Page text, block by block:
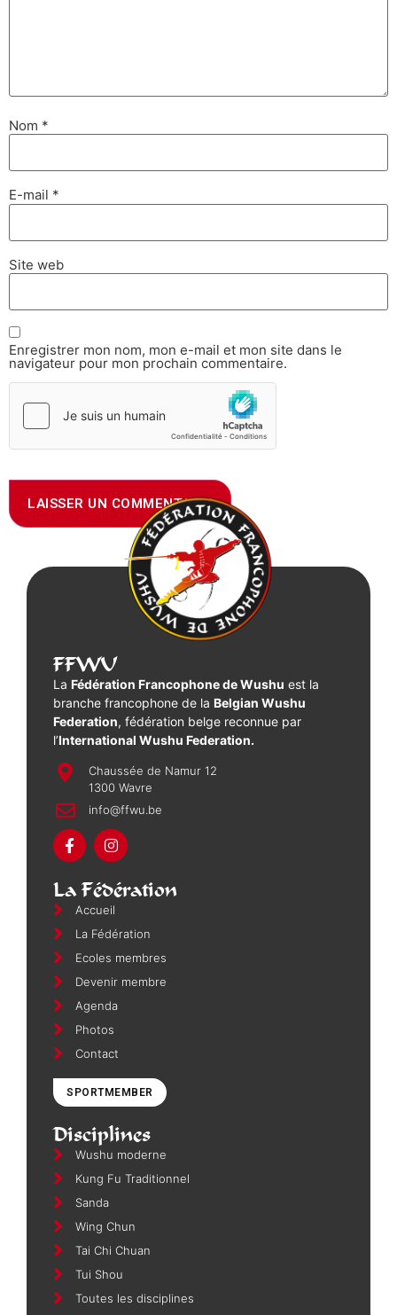
Nom *
E-mail *
Site web
Enregistrer mon nom, mon e-mail et mon site dans le
navigateur pour mon prochain commentaire.
FFWU
La Fédération Francophone de Wushu est la
branche francophone de la Belgian Wushu
Federation, fédération belge reconnue par
l’International Wushu Federation.
Chaussée de Namur 12
1300 Wavre
info@ffwu.be
La Fédération
Accueil
La Fédération
Ecoles membres
Devenir membre
Agenda
Photos
Contact
SPORTMEMBER
Disciplines
Wushu moderne
Kung Fu Traditionnel
Sanda
Wing Chun
Tai Chi Chuan
Tui Shou
Toutes les disciplines